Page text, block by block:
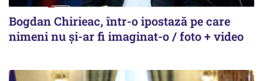
Bogdan Chirieac, într-o ipostază pe care
nimeni nu și-ar fi imaginat-o / foto + video